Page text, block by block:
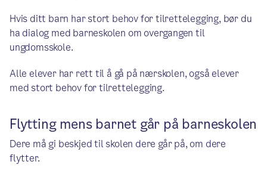
Hvis ditt barn har stort behov for tilrettelegging, bør du
ha dialog med barneskolen om overgangen til
ungdomsskole.
Alle elever har rett til å gå på nærskolen, også elever
med stort behov for tilrettelegging.
Flytting mens barnet går på barneskolen
Dere må gi beskjed til skolen dere går på, om dere
flytter.